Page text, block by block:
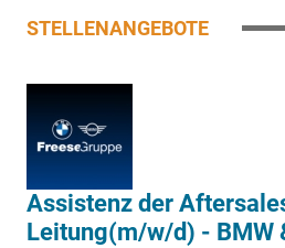
STELLENANGEBOTE
Assistenz der
Leitung(m/w/d) - BMW